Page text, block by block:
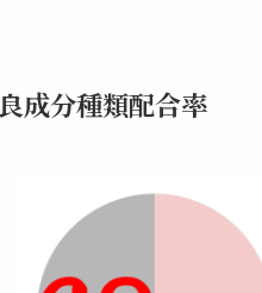
良成分種類配合率